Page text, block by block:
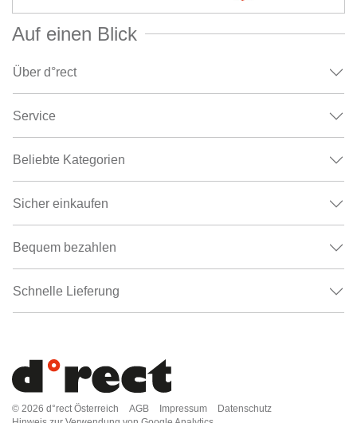
Auf einen Blick
Über d°rect
Service
Beliebte Kategorien
Sicher einkaufen
Bequem bezahlen
Schnelle Lieferung
© 2026 d°rect Österreich AGB Impressum
Datenschutz